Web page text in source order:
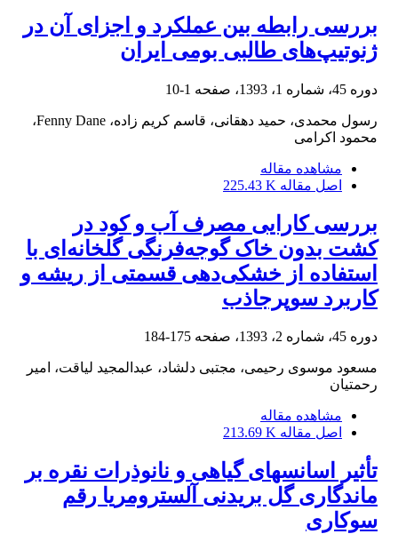
بررسی رابطه بین عملکرد و اجزای آن در
ژنوتیپ‌های طالبی بومی ایران
دوره 45، شماره 1، 1393، صفحه 1-10
رسول محمدی، حمید دهقانی، قاسم کریم زاده، Fenny Dane،
محمود اکرامی
مشاهده مقاله
اصل مقاله 225.43 K
بررسی کارایی مصرف آب و کود در
کشت بدون خاک گوجه‌‏‌فرنگی گلخانه‏‌ای با
استفاده از خشکی‏‌دهی قسمتی از ریشه و
کاربرد سوپرجاذب
دوره 45، شماره 2، 1393، صفحه 175-184
مسعود موسوی رحیمی، مجتبی دلشاد، عبدالمجید لیاقت، امیر
رحمتیان
مشاهده مقاله
اصل مقاله 213.69 K
تأثیر اسانس‏های گیاهی و نانوذرات نقره بر
ماندگاری گل ‏بریدنی آلسترومریا رقم
سوکاری